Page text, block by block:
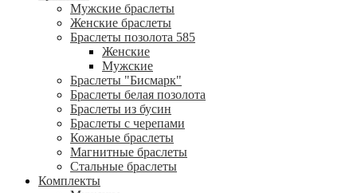
Мужские браслеты
Женские браслеты
Браслеты позолота 585
Женские
Мужские
Браслеты "Бисмарк"
Браслеты белая позолота
Браслеты из бусин
Браслеты с черепами
Кожаные браслеты
Магнитные браслеты
Стальные браслеты
Комплекты